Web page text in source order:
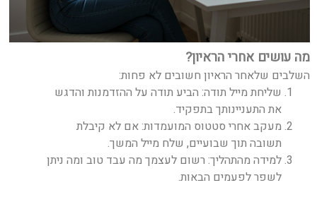
מה עושים אחרי הראיון?
השלבים שלאחר הראיון חשובים לא פחות:
שליחת מייל תודה: הביע תודה על ההזדמנות והדגש
את התעניינותך בתפקיד.
מעקב אחרי סטטוס המועמדות: אם לא קיבלת
תשובה תוך שבועיים, שלח מייל המשך.
למידה מהתהליך: רשום לעצמך מה עבד טוב ומה ניתן
לשפר לפעמים הבאות.